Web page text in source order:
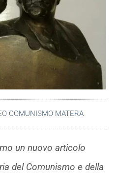
COMUNISMO MATERA
un nuovo articolo
del Comunismo e della